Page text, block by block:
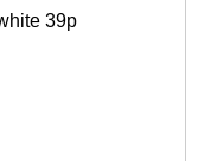
39р